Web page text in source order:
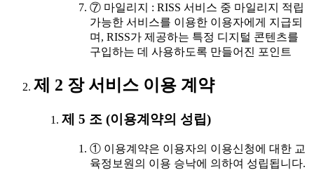
⑦ 마일리지 : RISS 서비스 중 마일리지 적립
가능한 서비스를 이용한 이용자에게 지급되
며, RISS가 제공하는 특정 디지털 콘텐츠를
구입하는 데 사용하도록 만들어진 포인트
제 2 장 서비스 이용 계약
제 5 조 (이용계약의 성립)
① 이용계약은 이용자의 이용신청에 대한 교
육정보원의 이용 승낙에 의하여 성립됩니다.